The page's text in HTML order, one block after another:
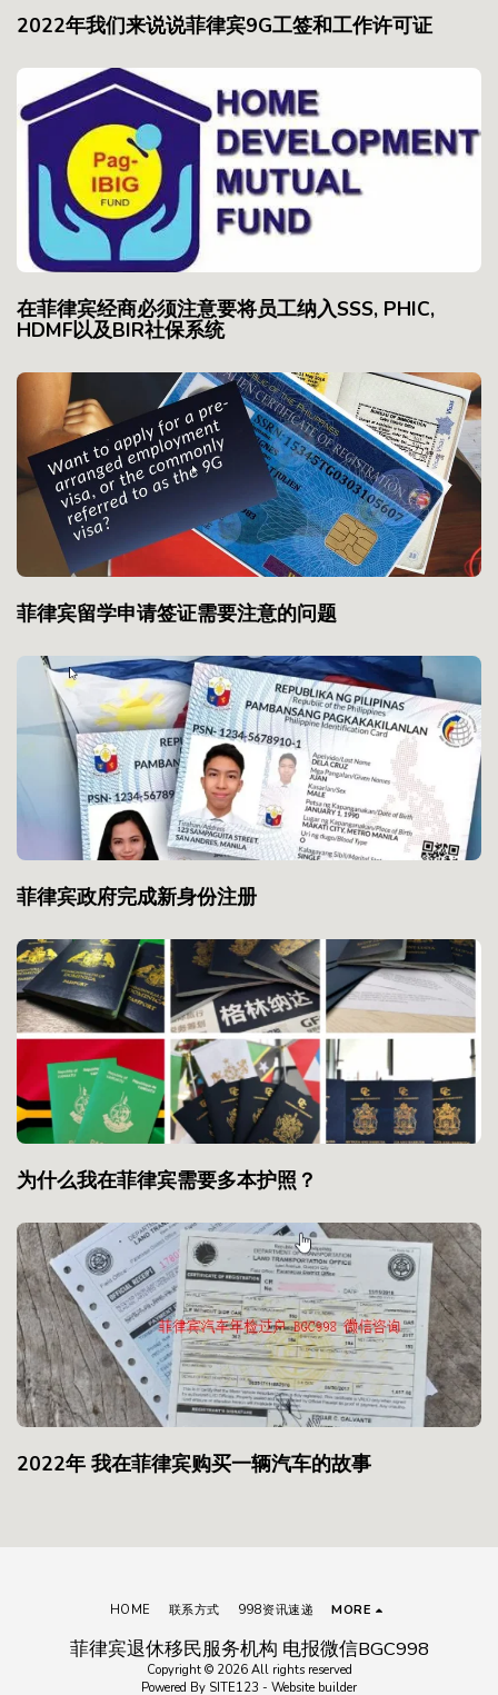
2022年我们来说说菲律宾9G工签和工作许可证
在菲律宾经商必须注意要将员工纳入SSS, PHIC,
HDMF以及BIR社保系统
菲律宾留学申请签证需要注意的问题
菲律宾政府完成新身份注册
为什么我在菲律宾需要多本护照？
2022年 我在菲律宾购买一辆汽车的故事
菲律宾退休移民服务机构 电报微信BGC998
Copyright © 2026 All rights reserved
Powered By SITE123 - Website builder
HOME 联系方式 998资讯速递 MORE